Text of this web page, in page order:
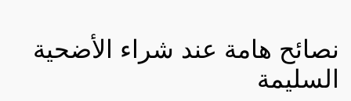
نصائح هامة عند شراء الأضحية
السليمة